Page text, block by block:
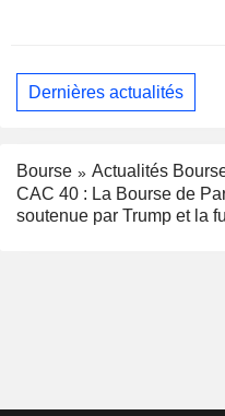
Dernières actualités
Bourse
Actualités
CAC 40 : La Bourse de
soutenue par Trump et la